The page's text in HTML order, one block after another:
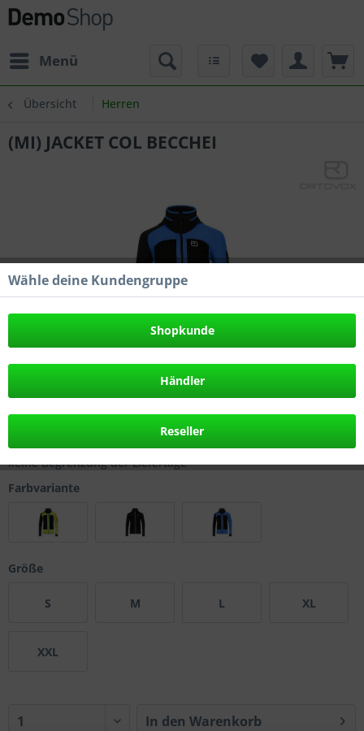
Menü
Übersicht Herren
(MI) JACKET COL BECCHEI
249,95 € *
frühestes Lieferdatum: 11.08.2026
keine Begrenzung der Liefertage
Farbvariante
Größe
S M L XL
XXL
In den Warenkorb
Wähle deine Kundengruppe
Shopkunde
Händler
Reseller